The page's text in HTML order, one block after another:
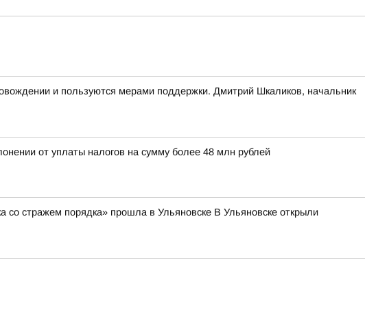
и пользуются мерами поддержки. Дмитрий Шкаликов, начальник
от уплаты налогов на сумму более 48 млн рублей
со стражем порядка» прошла в Ульяновске В Ульяновске открыли